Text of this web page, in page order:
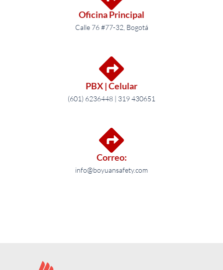
Oficina Principal
Calle 76 #77-32, Bogotá
PBX | Celular
(601) 6236448 | 319 430651
Correo:
info@boyuansafety.com